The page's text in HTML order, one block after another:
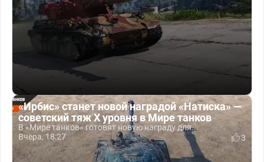
«Ирбис» станет новой наградой «Натиска» —
советский тяж X уровня в Мире танков
В «Мире танков» готовят новую награду для...
Вчера, 18:27
3